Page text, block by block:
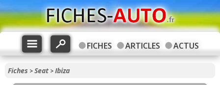
FICHES ARTICLES ACTUS
Fiches >Seat >Ibiza